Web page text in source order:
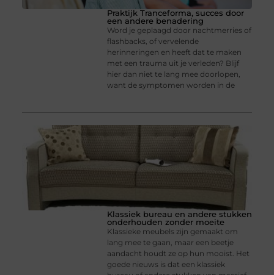
Praktijk Tranceforma, succes door
een andere benadering
Word je geplaagd door nachtmerries of
flashbacks, of vervelende
herinneringen en heeft dat te maken
met een trauma uit je verleden? Blijf
hier dan niet te lang mee doorlopen,
want de symptomen worden in de
Klassiek bureau en andere stukken
onderhouden zonder moeite
Klassieke meubels zijn gemaakt om
lang mee te gaan, maar een beetje
aandacht houdt ze op hun mooist. Het
goede nieuws is dat een klassiek